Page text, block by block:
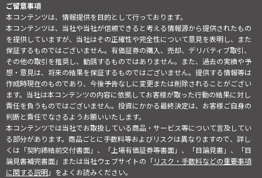
ご留意事項
本コンテンツは、情報提供を目的として行っております。
本コンテンツは、当社や当社が信頼できると考える情報源から提供されたもの
を提供していますが、当社はその正確性や完全性について意見を表明し、また
保証するものではございません。有価証券の購入、売却、デリバティブ取引、
その他の取引を推奨し、勧誘するものではありません。また、過去の実績や予
想・意見は、将来の結果を保証するものではございません。提供する情報等は
作成時現在のものであり、今後予告なしに変更または削除されることがござい
ます。当社は本コンテンツの内容に依拠してお客様が取った行動の結果に対し
責任を負うものではございません。投資にかかる最終決定は、お客様ご自身の
判断と責任でなさるようお願いいたします。
本コンテンツでは当社でお取扱している商品・サービス等について言及してい
る部分があります。商品ごとに手数料等およびリスクは異なりますので、詳し
くは「契約締結前交付書面」、「上場有価証券等書面」、「目論見書」、「目
論見書補完書面」または当社ウェブサイトの「リスク・手数料などの重要事項
に関する説明」をよくお読みください。